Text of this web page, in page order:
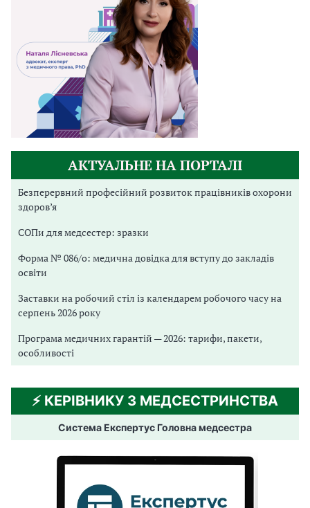
АКТУАЛЬНЕ НА ПОРТАЛІ
Безперервний професійний розвиток працівників охорони
здоров’я
СОПи для медсестер: зразки
Форма № 086/о: медична довідка для вступу до закладів
освіти
Заставки на робочий стіл із календарем робочого часу на
серпень 2026 року
Програма медичних гарантій — 2026: тарифи, пакети,
особливості
⚡️ КЕРІВНИКУ З МЕДСЕСТРИНСТВА
Система Експертус Головна медсестра